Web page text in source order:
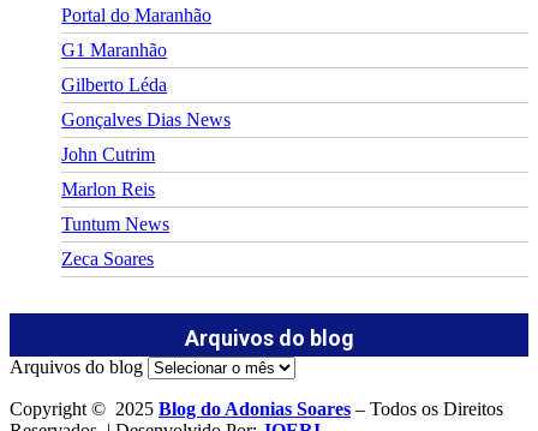
Portal do Maranhão
G1 Maranhão
Gilberto Léda
Gonçalves Dias News
John Cutrim
Marlon Reis
Tuntum News
Zeca Soares
Arquivos do blog
Arquivos do blog
Copyright © 2025 Blog do Adonias Soares – Todos os Direitos